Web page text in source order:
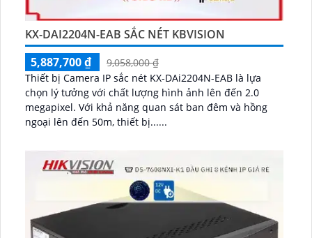
KX-DAI2204N-EAB SẮC NÉT KBVISION
5,887,700 ₫
9,058,000 ₫
Thiết bị Camera IP sắc nét KX-DAi2204N-EAB là lựa
chọn lý tưởng với chất lượng hình ảnh lên đến 2.0
megapixel. Với khả năng quan sát ban đêm và hồng
ngoại lên đến 50m, thiết bị......